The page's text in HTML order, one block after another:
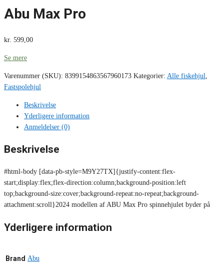
Abu Max Pro
kr. 599,00
Se mere
Varenummer (SKU): 8399154863567960173 Kategorier: Alle fiskehjul
Fastspolehjul
Beskrivelse
Yderligere information
Anmeldelser (0)
Beskrivelse
#html-body [data-pb-style=M9Y27TX]{justify-content:flex-
start;display:flex;flex-direction:column;background-position:left
top;background-size:cover;background-repeat:no-repeat;background-
attachment:scroll}2024 modellen af ABU Max Pro spinnehjulet byder på
Yderligere information
Brand Abu